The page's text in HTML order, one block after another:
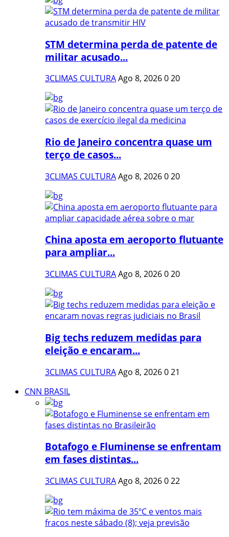
STM determina perda de patente de
militar acusado...
3CLIMAS CULTURAAgo 8, 2026020
Rio de Janeiro concentra quase um
terço de casos...
3CLIMAS CULTURAAgo 8, 2026020
China aposta em aeroporto flutuante
para ampliar...
3CLIMAS CULTURAAgo 8, 2026020
Big techs reduzem medidas para
eleição e encaram...
3CLIMAS CULTURAAgo 8, 2026021
CNN BRASIL
Botafogo e Fluminense se enfrentam
em fases distintas...
3CLIMAS CULTURAAgo 8, 2026022